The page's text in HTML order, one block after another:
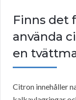
Finns det
använda
en
Citron innehåller